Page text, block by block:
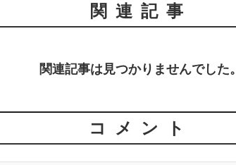
関連記事
関連記事は見つかりませんでした。
コメント